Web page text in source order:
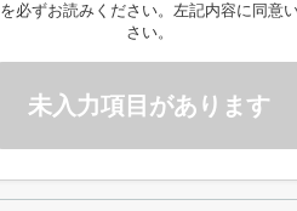
を必ずお読みください。左記内容に同意
さい。
未入力項目があります